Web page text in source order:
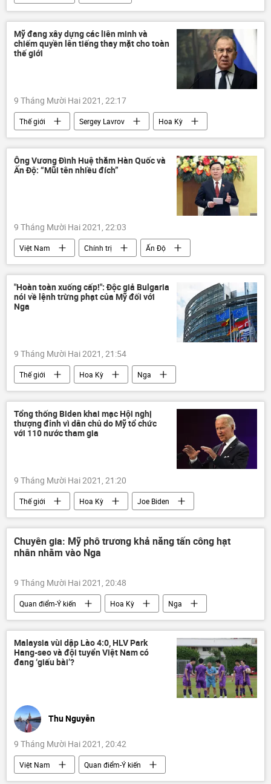
UBND Tp.Hà Nội
Chu Ngọc Anh
chất vấn
Mỹ đang xây dựng các liên minh và
chiếm quyền lên tiếng thay mặt cho toàn
thế giới
9 Tháng Mười Hai 2021, 22:17
Thế giới Sergey Lavrov
Hoa Kỳ
Nga
Liên minh
Ông Vương Đình Huệ thăm Hàn Quốc và
Ấn Độ: “Mũi tên nhiều đích”
9 Tháng Mười Hai 2021, 22:03
Việt Nam Chính trị
Ấn Độ
Hàn Quốc
Quốc hội Việt Nam
Vương Đình Huệ
"Hoàn toàn xuống cấp!": Độc giả Bulgaria
nói về lệnh trừng phạt của Mỹ đối với
Nga
9 Tháng Mười Hai 2021, 21:54
Thế giới Hoa Kỳ
Nga
trừng phạt
Châu Âu
Báo chí thế giới
Tổng thống Biden khai mạc Hội nghị
thượng đỉnh vì dân chủ do Mỹ tổ chức
với 110 nước tham gia
9 Tháng Mười Hai 2021, 21:20
Thế giới Hoa Kỳ
Joe Biden
phương Tây
dân chủ
Chuyên gia: Mỹ phô trương khả năng tấn công hạt
nhân nhằm vào Nga
9 Tháng Mười Hai 2021, 20:48
Quan điểm-Ý kiến Hoa Kỳ
Nga
tấn công hạt nhân
chuyên gia
cường quốc quân sự
Malaysia vùi dập Lào 4:0, HLV Park
Hang-seo và đội tuyển Việt Nam có
đang ‘giấu bài’?
Thu Nguyễn
9 Tháng Mười Hai 2021, 20:42
Việt Nam
Quan điểm-Ý kiến